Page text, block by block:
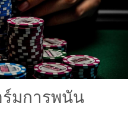
มการพนัน